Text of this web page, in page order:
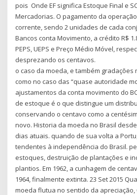
pois Onde EF significa Estoque Final e
Mercadorias. O pagamento da
corrente, sendo 2 unidades de cada
Bancos conta Movimento, a crédito R$
PEPS, UEPS e Preço Médio Móvel,
desprezando os centavos.
o caso da moeda, e também
como no caso das “quase autoridade
ajustamentos da conta movimento do
de estoque é o que distingue um
conservando o centavo como a
novo. Historia da moeda no Brasil
dias atuais. quando de sua volta a
tendentes à independência do Brasil.
estoques, destruição de plantações e
plantios. Em 1962, a cunhagem de
1964, finalmente extinta. 23 Set 2015
moeda flutua no sentido da